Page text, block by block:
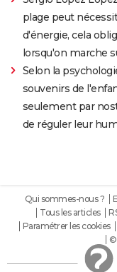
plage peut
d'énergie, cela
lorsqu'on marche
Selon la
souvenirs de
seulement par
de réguler leur
Qui sommes-nous ?
Tous les articles
Paramétrer les cookies
©